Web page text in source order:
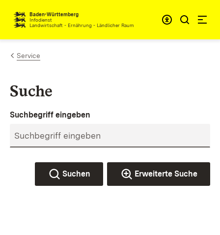
Zum Inhalt springen
Baden-Württemberg
Infodienst
Landwirtschaft - Ernährung - Ländlicher Raum
Service
Suche
Suchbegriff eingeben
Suchen Erweiterte Suche